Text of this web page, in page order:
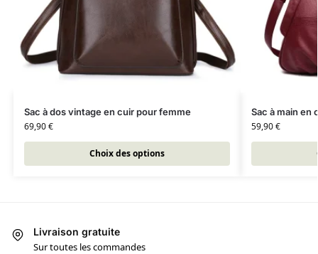
Sac à dos vintage en cuir pour femme
69,90€
Choix des options
Sac à main en
59,90€
Livraison gratuite
Sur toutes les commandes